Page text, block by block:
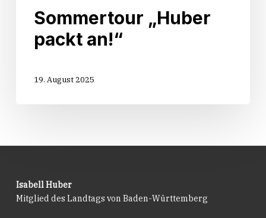
Sommertour „Huber
packt an!“
19. August 2025
Isabell Huber
Mitglied des Landtags von Baden-Württemberg